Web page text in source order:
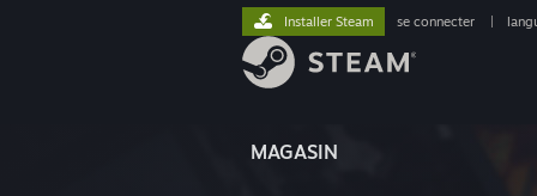
MAGASIN
Installer Steam se connecter